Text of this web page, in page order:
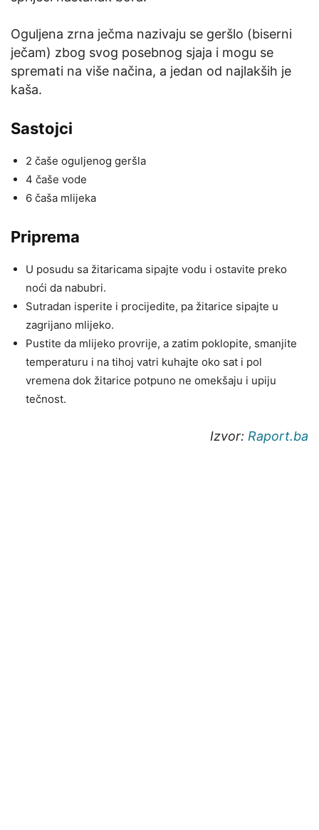
Oguljena zrna ječma nazivaju se geršlo (biserni
ječam) zbog svog posebnog sjaja i mogu se
spremati na više načina, a jedan od najlakših je
kaša.
Sastojci
2 čaše oguljenog geršla
4 čaše vode
6 čaša mlijeka
Priprema
U posudu sa žitaricama sipajte vodu i ostavite preko
noći da nabubri.
Sutradan isperite i procijedite, pa žitarice sipajte u
zagrijano mlijeko.
Pustite da mlijeko provrije, a zatim poklopite, smanjite
temperaturu i na tihoj vatri kuhajte oko sat i pol
vremena dok žitarice potpuno ne omekšaju i upiju
tečnost.
Izvor: Raport.ba